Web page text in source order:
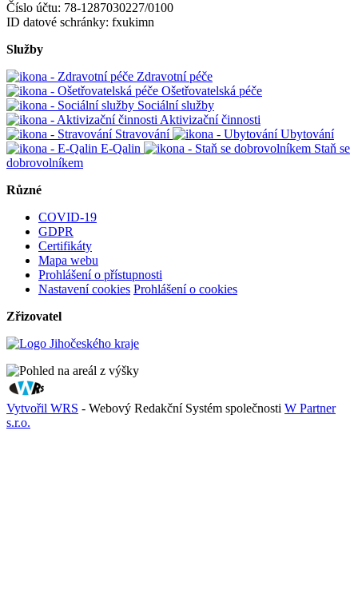
Číslo účtu: 78-1287030227/0100
ID datové schránky: fxukimn
Služby
Zdravotní péče
Ošetřovatelská péče
Sociální služby
Aktivizační činnosti
Stravování
Ubytování
E-Qalin
Staň se
dobrovolníkem
Různé
COVID-19
GDPR
Certifikáty
Mapa webu
Prohlášení o přístupnosti
Nastavení cookies Prohlášení o cookies
Zřizovatel
Vytvořil WRS - Webový Redakční Systém společnosti W Partner
s.r.o.